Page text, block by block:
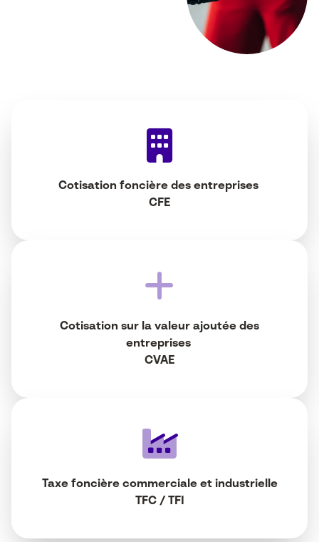
Cotisation foncière des entreprises
CFE
Cotisation sur la valeur ajoutée des
entreprises
CVAE
Taxe foncière commerciale et industrielle
TFC / TFI